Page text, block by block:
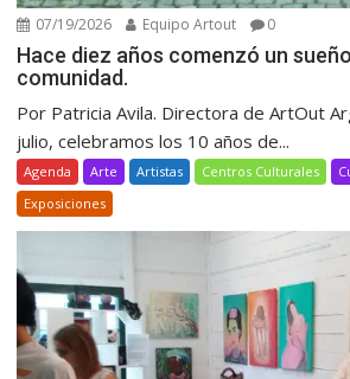
07/19/2026 Equipo Artout 0
Hace diez años comenzó un
comunidad.
Por Patricia Avila. Directora de ArtOut
julio, celebramos los 10 años de...
Agenda Arte Artistas Centros Culturales
Exposiciones